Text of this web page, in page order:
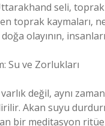
seli,
toprak kaymaları,
olayının,
Su ve Zorlukları
değil, aynı
Akan suyu
bir meditasyon